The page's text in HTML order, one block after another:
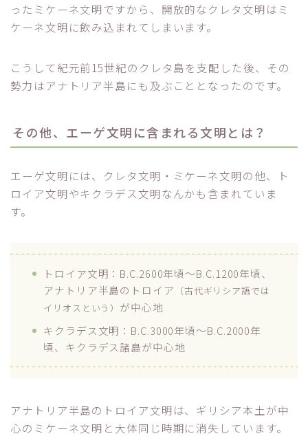
ったミケーネ文明ですから、開放的なクレタ文明はミ
ケーネ文明に飲み込まれてしまいます。
こうして紀元前15世紀のクレタ島を支配した後、その
勢力はアナトリア半島にも及ぶこととなったのです。
その他、エーゲ文明に含まれる文明とは？
エーゲ文明には、クレタ文明・ミケーネ文明の他、ト
ロイア文明やキクラデス文明なんかも含まれていま
す。
トロイア文明：B.C.2600年頃～B.C.1200年頃、
アナトリア半島のトロイア （古代ギリシア語では
イリオスという） が中心地
キクラデス文明：B.C.3000年頃～B.C.2000年
頃、キクラデス諸島が中心地
アナトリア半島のトロイア文明は、ギリシア本土が中
心のミケーネ文明と大体同じ時期に消失しています。